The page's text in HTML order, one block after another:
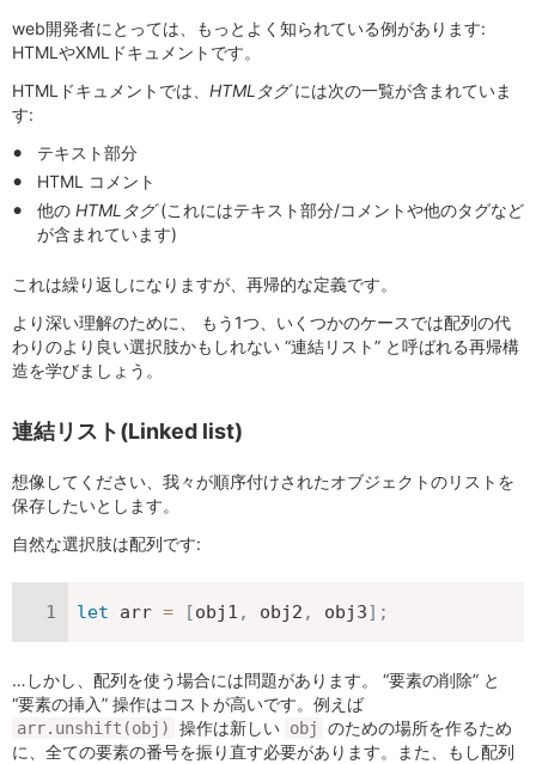
web開発者にとっては、もっとよく知られている例があります:
HTMLやXMLドキュメントです。
HTMLドキュメントでは、 HTMLタグには次の一覧が含まれていま
す:
テキスト部分
HTML コメント
他の HTMLタグ(これにはテキスト部分/コメントや他のタグなど
が含まれています)
これは繰り返しになりますが、再帰的な定義です。
より深い理解のために、 もう1つ、いくつかのケースでは配列の代
わりのより良い選択肢かもしれない “連結リスト” と呼ばれる再帰構
造を学びましょう。
連結リスト(Linked list)
想像してください、我々が順序付けされたオブジェクトのリストを
保存したいとします。
自然な選択肢は配列です:
let arr = [obj1 , obj2 , obj3] ;
…しかし、配列を使う場合には問題があります。 “要素の削除” と
“要素の挿入” 操作はコストが高いです。例えば
arr.unshift(obj) 操作は新しい obj
のための場所を作るため
に、全ての要素の番号を振り直す必要があります。また、もし配列